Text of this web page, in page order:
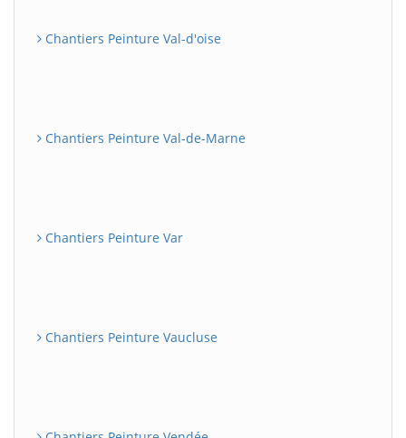
Chantiers Peinture Val-d'oise
Chantiers Peinture Val-de-Marne
Chantiers Peinture Var
Chantiers Peinture Vaucluse